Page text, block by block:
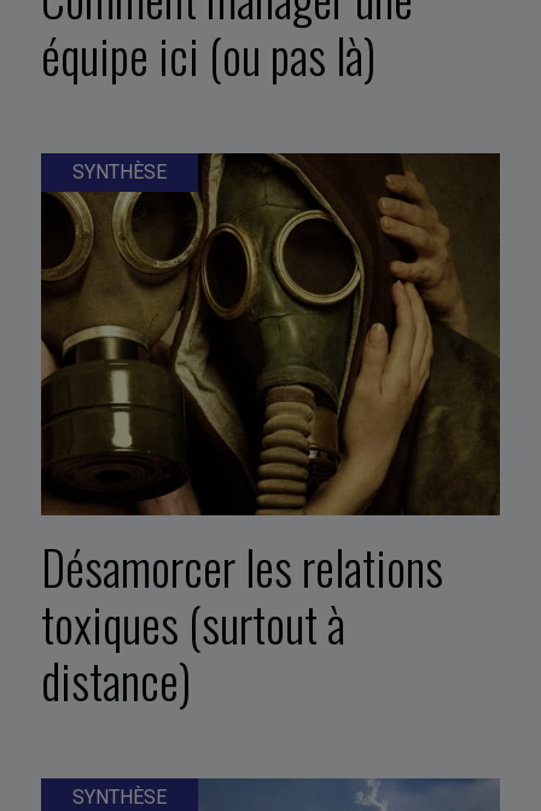
équipe ici (ou pas là)
SYNTHÈSE
Désamorcer les relations
toxiques (surtout à
distance)
SYNTHÈSE